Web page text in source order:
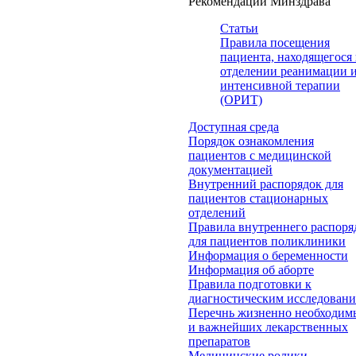
Статьи
Правила посещения
пациента, находящегося
отделении реанимации и
интенсивной терапии
(ОРИТ)
Доступная среда
Порядок ознакомления
пациентов с медицинской
документацией
Внутренний распорядок для
пациентов стационарных
отделений
Правила внутреннего
для пациентов поликлиники
Информация о беременности
Информация об аборте
Правила подготовки к
диагностическим
Перечнь жизненно
и важнейших лекарственных
препаратов